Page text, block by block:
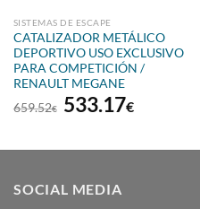
SISTEMAS DE ESCAPE
CATALIZADOR METÁLICO
DEPORTIVO USO EXCLUSIVO
PARA COMPETICIÓN /
RENAULT MEGANE
659.52€
El
original
659.52€.
533.17€El
actual
SOCIAL MEDIA